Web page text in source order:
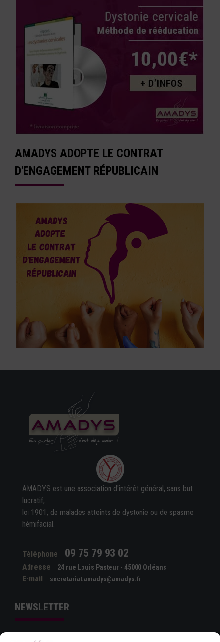
AMADYS ADOPTE LE CONTRAT
D'ENGAGEMENT RÉPUBLICAIN
AMADYS est une association d'intérêt général, sans but
lucratif,
loi 1901, de malades atteints de dystonie ou de spasme
hémifacial.
Téléphone 09 75 79 93 02
Adresse 24 rue Louis Pasteur - 45000 Orléans
E-mail secretariat.amadys@amadys.fr
NEWSLETTER